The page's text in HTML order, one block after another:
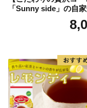
【町花木】サワフ
「Sunny side」の自家
琲こまきブレンド（